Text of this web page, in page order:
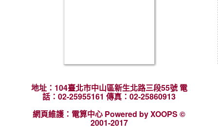
地址：104臺北市中山區新生北路三段55號 電
話：02-25955161 傳真：02-25860913
網頁維護：電算中心 Powered by XOOPS ©
2001-2017